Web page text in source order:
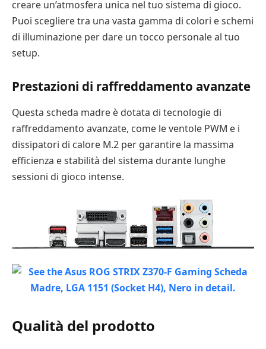
creare un’atmosfera unica nel tuo sistema di gioco.
Puoi scegliere tra una vasta gamma di colori e schemi
di illuminazione per dare un tocco personale al tuo
setup.
Prestazioni di raffreddamento avanzate
Questa scheda madre è dotata di tecnologie di
raffreddamento avanzate, come le ventole PWM e i
dissipatori di calore M.2 per garantire la massima
efficienza e stabilità del sistema durante lunghe
sessioni di gioco intense.
Qualità del prodotto